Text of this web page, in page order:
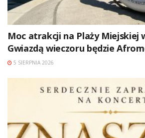
Moc atrakcji na Plaży Miejskiej
Gwiazdą wieczoru będzie
5 SIERPNIA 2026